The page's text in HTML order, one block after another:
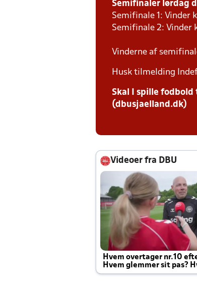
Semifinaler lørdag
Semifinale 1: Vinder
Semifinale 2: Vinder
Vinderne af
Husk tilmelding
Skal I spille
(dbusjaelland.dk)
Videoer fra DBU
Hvem overtager nr.10
Hvem glemmer sit pas?
Joachim altid til efter